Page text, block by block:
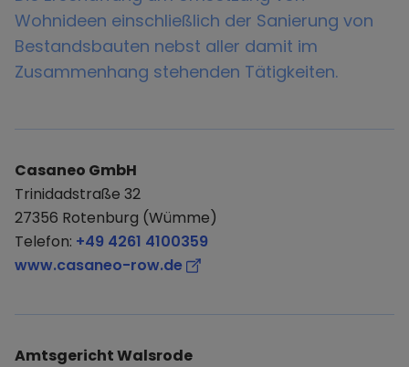
Wohnideen einschließlich der Sanierung von
Bestandsbauten nebst aller damit im
Zusammenhang stehenden Tätigkeiten.
Casaneo GmbH
Trinidadstraße 32
27356 Rotenburg (Wümme)
Telefon: +49 4261 4100359
www.casaneo-row.de
Amtsgericht Walsrode